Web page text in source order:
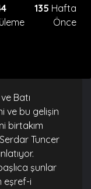
135 Hafta
Önce
Batı
ve bu gelişin
birtakım
Tuncer
şunlar
eşref-i